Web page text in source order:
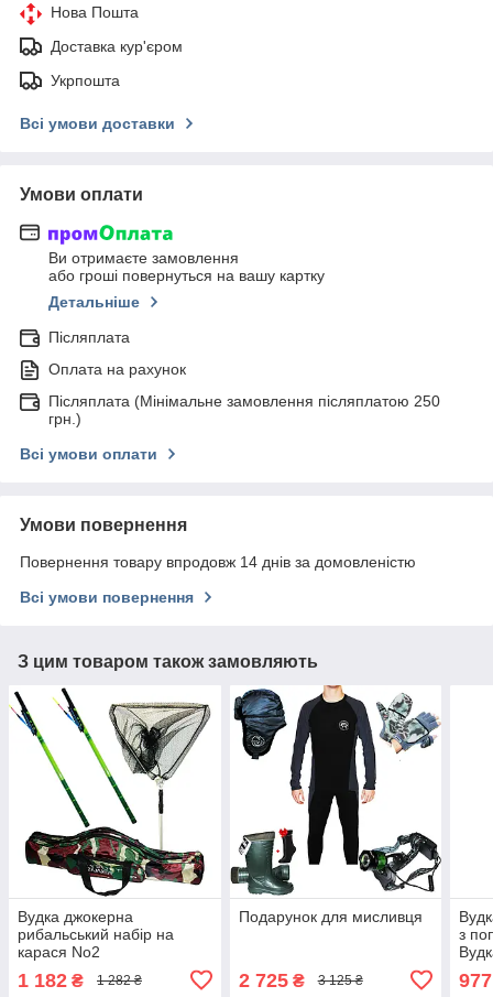
Нова Пошта
Доставка кур'єром
Укрпошта
Всі умови доставки
Умови оплати
Ви отримаєте замовлення
або гроші повернуться на вашу картку
Детальніше
Післяплата
Оплата на рахунок
Післяплата (Мінімальне замовлення післяплатою 250
грн.)
Всі умови оплати
Умови повернення
Повернення товару впродовж 14 днів за домовленістю
Всі умови повернення
З цим товаром також замовляють
Вудка джокерна
рибальський набір на
карася No2
1 182 ₴ 1 282 ₴
Подарунок для мисливця
2 725₴ 3 125 ₴
з
977